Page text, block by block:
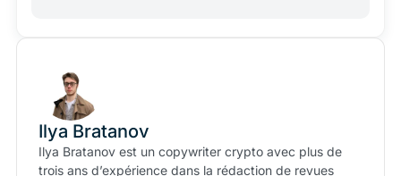
Ilya Bratanov
Ilya Bratanov est un copywriter crypto avec plus de
trois ans d’expérience dans la rédaction de revues